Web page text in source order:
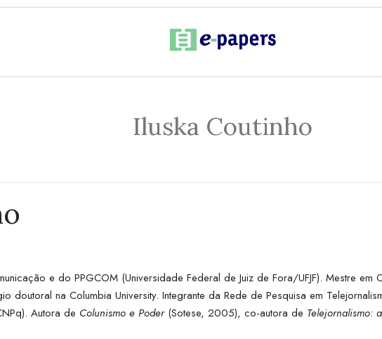
Iluska Coutinho
e do PPGCOM (Universidade Federal de Juiz de Fora/UFJF). Mestre em
doutoral na Columbia University. Integrante da Rede de Pesquisa em
Autora de Colunismo e Poder(Sotese, 2005), co-autora de Telejornalismo: